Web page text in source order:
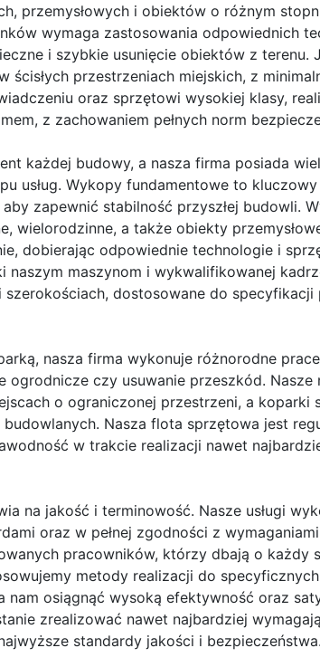
przemysłowych i obiektów o różnym
wymaga zastosowania odpowiednich
i szybkie usunięcie obiektów z terenu.
przestrzeniach miejskich, z
oraz sprzętowi wysokiej klasy,
z zachowaniem pełnych norm
każdej budowy, a nasza firma posiada
usług. Wykopy fundamentowe to
zapewnić stabilność przyszłej budowli.
wielorodzinne, a także obiekty
dobierając odpowiednie technologie i
naszym maszynom i wykwalifikowanej
dostosowane do
nasza firma wykonuje różnorodne
ogrodnicze czy usuwanie przeszkód. Nasze
o ograniczonej przestrzeni, a koparki
Nasza flota sprzętowa jest
w trakcie realizacji nawet
na jakość i terminowość. Nasze usługi
oraz w pełnej zgodności z
pracowników, którzy dbają o każdy
metody realizacji do
nam osiągnąć wysoką efektywność oraz
zrealizować nawet najbardziej
standardy jakości i bezpieczeństwa.